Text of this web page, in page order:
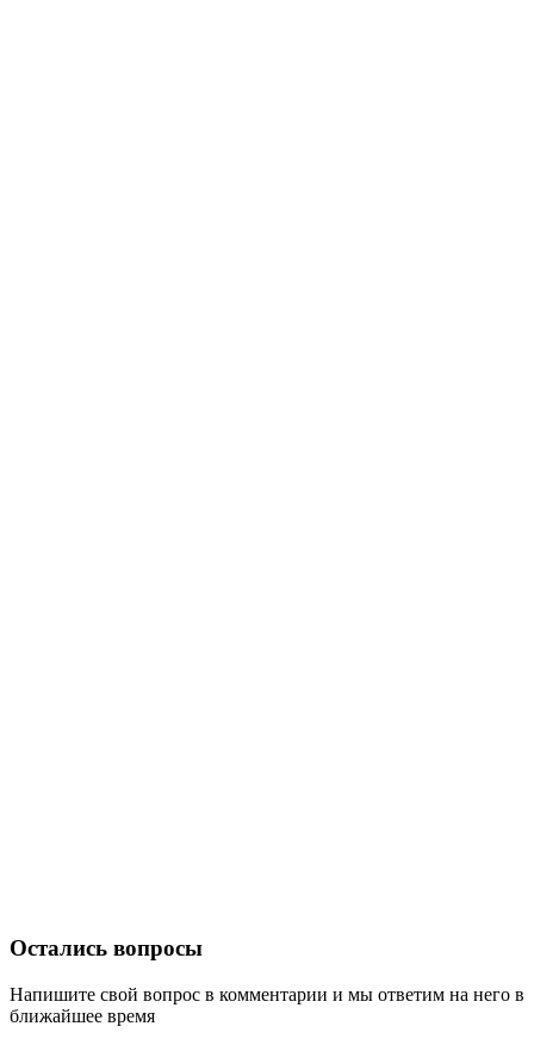
Остались вопросы
Напишите свой вопрос в комментарии и мы ответим на него в
ближайшее время